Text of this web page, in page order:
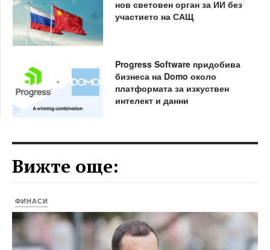
нов световен орган за ИИ без
участието на САЩ
Progress Software придобива
бизнеса на Domo около
платформата за изкуствен
интелект и данни
Вижте още:
ФИНАСИ